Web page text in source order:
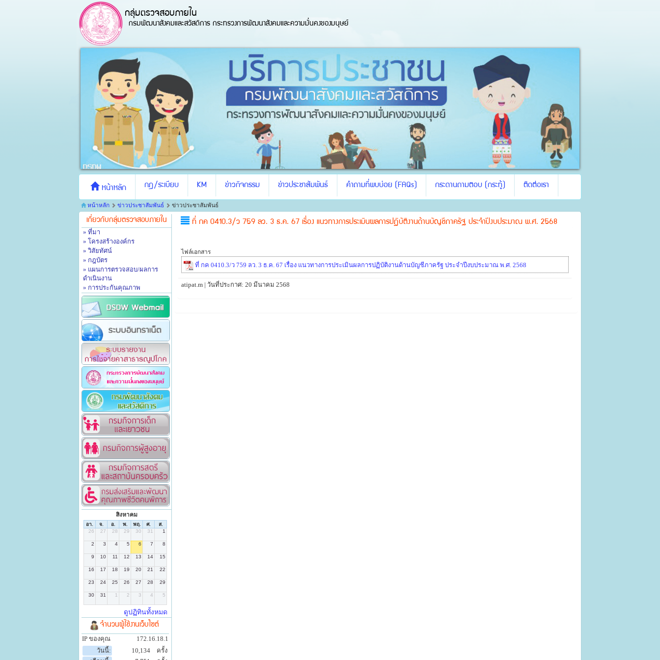
กลุ่มตรวจสอบภายใน
กรมพัฒนาสังคมและสวัสดิการ กระทรวงการพัฒนาสังคมและความมั่นคงของมนุษย์
หน้าหลัก กฎ/ระเบียบ KM ข่าวกิจกรรม ข่าวประชาสัมพันธ์ คำถามที่พบบ่อย (FAQs) กระดานถามตอบ (กระทู้) ติดต่อเรา
หน้าหลัก ข่าวประชาสัมพันธ์ ข่าวประชาสัมพันธ์
เกี่ยวกับกลุ่มตรวจสอบภายใน
» ที่มา
» โครงสร้างองค์กร
» วิสัยทัศน์
» กฎบัตร
» แผนการตรวจสอบ/ผลการ
ดำเนินงาน
» การประกันคุณภาพ
สิงหาคม
จำนวนผู้ใช้งานเว็บไซต์
IP ของคุณ
172.16.18.1
วันนี้:
10,134
ครั้ง
ที่ กค 0410.3/ว 759 ลว. 3 ธ.ค. 67 เรื่อง แนวทางการประเมินผลการปฏิบัติงานด้านบัญชีภาครัฐ ประจำปีงบประมาณ พ.ศ. 2568
ไฟล์เอกสาร
ที่ กค 0410.3/ว 759 ลว. 3 ธ.ค. 67 เรื่อง แนวทางการประเมินผลการปฏิบัติงานด้านบัญชีภาครัฐ ประจำปีงบประมาณ พ.ศ. 2568
atipat.m | วันที่ประกาศ: 20 มีนาคม 2568